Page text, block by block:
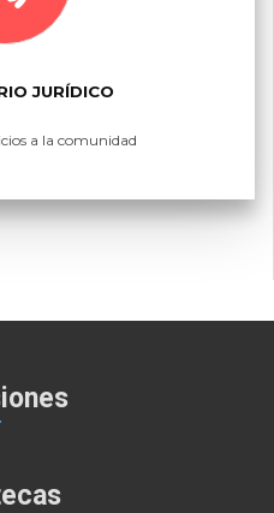
JURÍDICO
a la comunidad